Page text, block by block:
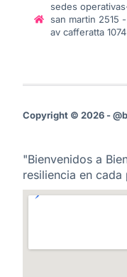
sedes
san martin 2515
av cafferatta
Copyright © 2026 -
"Bienvenidos a
resiliencia en